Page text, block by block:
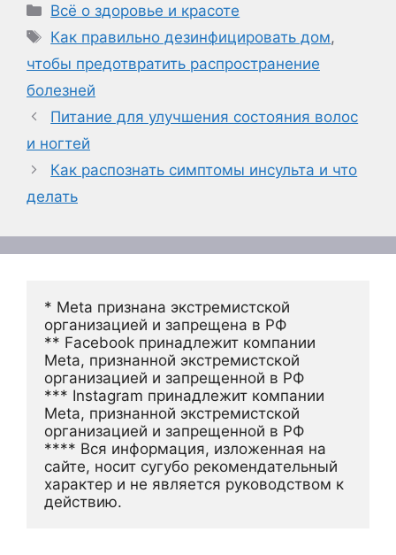
Рубрики
Всё о здоровье и красоте
Метки
Как правильно дезинфицировать дом,
чтобы предотвратить распространение
болезней
Питание для улучшения состояния волос
и ногтей
Как распознать симптомы инсульта и что
делать
* Meta признана экстремистской
организацией и запрещена в РФ
** Facebook принадлежит компании
Meta, признанной экстремистской
организацией и запрещенной в РФ
*** Instagram принадлежит компании
Meta, признанной экстремистской
организацией и запрещенной в РФ
**** Вся информация, изложенная на
сайте, носит сугубо рекомендательный
характер и не является руководством к
действию.